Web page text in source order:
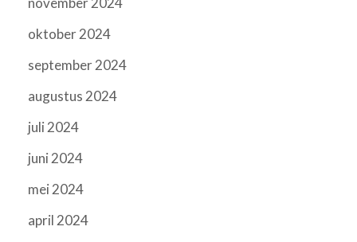
oktober 2024
september 2024
augustus 2024
juli 2024
juni 2024
mei 2024
april 2024